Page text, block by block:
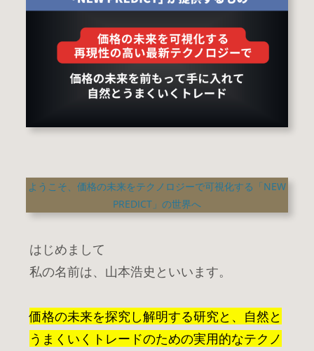
ようこそ、価格の未来をテクノロジーで可視化する「NEW
PREDICT」の世界へ
はじめまして
私の名前は、山本浩史といいます。
価格の未来を探究し解明する研究と、自然と
うまくいくトレードのための実用的なテクノ